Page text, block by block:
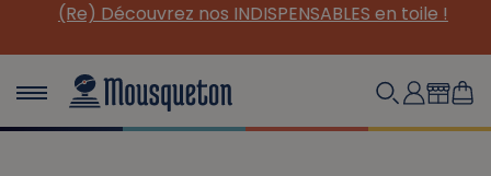
(Re) Découvrez nos INDISPENSABLES en toile !